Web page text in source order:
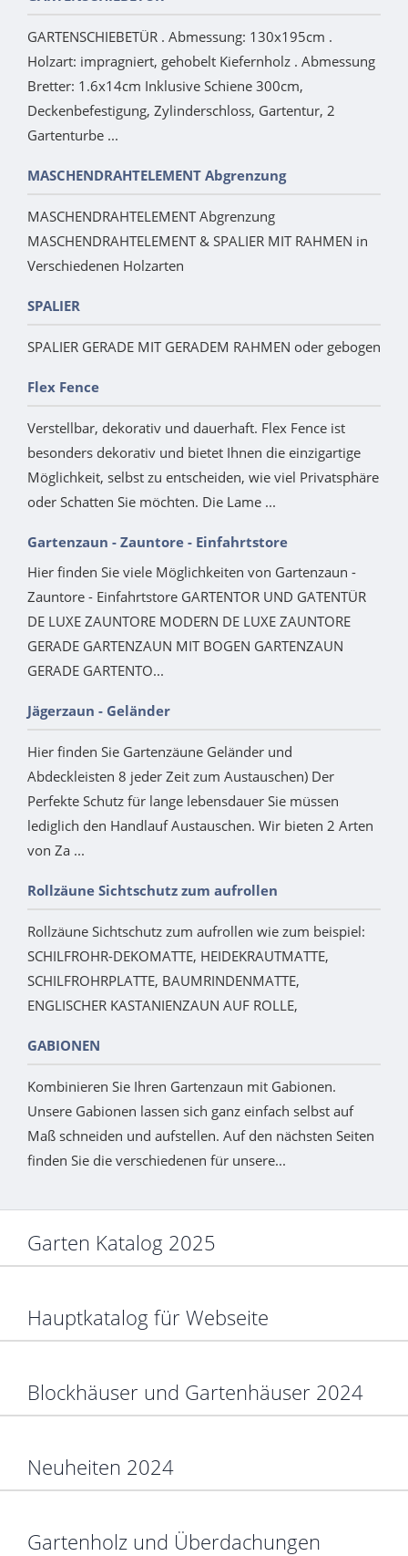
GARTENSCHIEBETÜR . Abmessung: 130x195cm .
Holzart: impragniert, gehobelt Kiefernholz . Abmessung
Bretter: 1.6x14cm Inklusive Schiene 300cm,
Deckenbefestigung, Zylinderschloss, Gartentur, 2
Gartenturbe ...
MASCHENDRAHTELEMENT Abgrenzung
MASCHENDRAHTELEMENT Abgrenzung
MASCHENDRAHTELEMENT & SPALIER MIT RAHMEN in
Verschiedenen Holzarten
SPALIER
SPALIER GERADE MIT GERADEM RAHMEN oder gebogen
Flex Fence
Verstellbar, dekorativ und dauerhaft. Flex Fence ist
besonders dekorativ und bietet Ihnen die einzigartige
Möglichkeit, selbst zu entscheiden, wie viel Privatsphäre
oder Schatten Sie möchten. Die Lame ...
Gartenzaun - Zauntore - Einfahrtstore
Hier finden Sie viele Möglichkeiten von Gartenzaun -
Zauntore - Einfahrtstore GARTENTOR UND GATENTÜR
DE LUXE ZAUNTORE MODERN DE LUXE ZAUNTORE
GERADE GARTENZAUN MIT BOGEN GARTENZAUN
GERADE GARTENTO...
Jägerzaun - Geländer
Hier finden Sie Gartenzäune Geländer und
Abdeckleisten 8 jeder Zeit zum Austauschen) Der
Perfekte Schutz für lange lebensdauer Sie müssen
lediglich den Handlauf Austauschen. Wir bieten 2 Arten
von Za ...
Rollzäune Sichtschutz zum aufrollen
Rollzäune Sichtschutz zum aufrollen wie zum beispiel:
SCHILFROHR-DEKOMATTE, HEIDEKRAUTMATTE,
SCHILFROHRPLATTE, BAUMRINDENMATTE,
ENGLISCHER KASTANIENZAUN AUF ROLLE,
GABIONEN
Kombinieren Sie Ihren Gartenzaun mit Gabionen.
Unsere Gabionen lassen sich ganz einfach selbst auf
Maß schneiden und aufstellen. Auf den nächsten Seiten
finden Sie die verschiedenen für unsere...
Garten Katalog 2025
Hauptkatalog für Webseite
Blockhäuser und Gartenhäuser 2024
Neuheiten 2024
Gartenholz und Überdachungen